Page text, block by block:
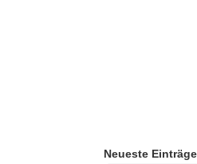
Neueste